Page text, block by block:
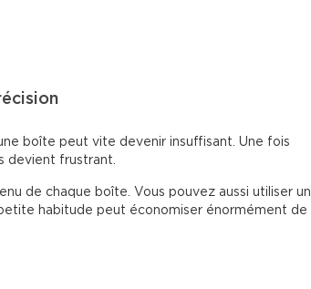
boîte peut vite devenir insuffisant. Une fois
devient frustrant.
de chaque boîte. Vous pouvez aussi utiliser un
habitude peut économiser énormément de